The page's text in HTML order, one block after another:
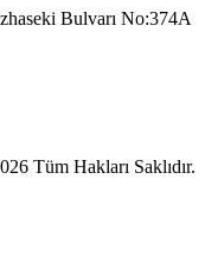
Bulvarı No:374A
Tüm Hakları Saklıdır.